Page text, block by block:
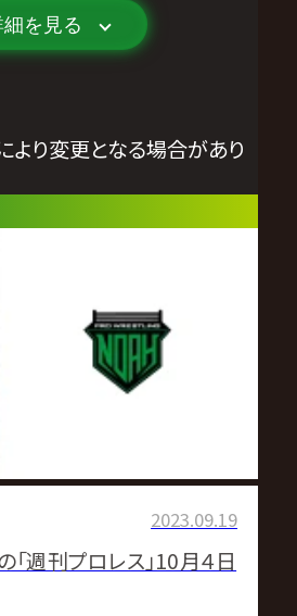
細を見る
り変更となる場合があり
2023.09.19
「週刊プロレス」10月４日